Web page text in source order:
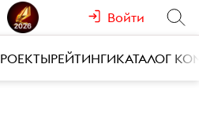
Войти
РЕЙТИНГИКАТАЛОГ